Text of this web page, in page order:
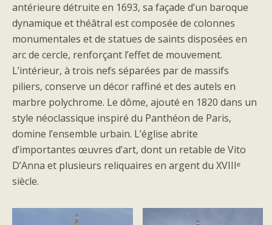
antérieure détruite en 1693, sa façade d’un baroque
dynamique et théâtral est composée de colonnes
monumentales et de statues de saints disposées en
arc de cercle, renforçant l’effet de mouvement.
L’intérieur, à trois nefs séparées par de massifs
piliers, conserve un décor raffiné et des autels en
marbre polychrome. Le dôme, ajouté en 1820 dans un
style néoclassique inspiré du Panthéon de Paris,
domine l’ensemble urbain. L’église abrite
d’importantes œuvres d’art, dont un retable de Vito
D’Anna et plusieurs reliquaires en argent du XVIIIᵉ
siècle.